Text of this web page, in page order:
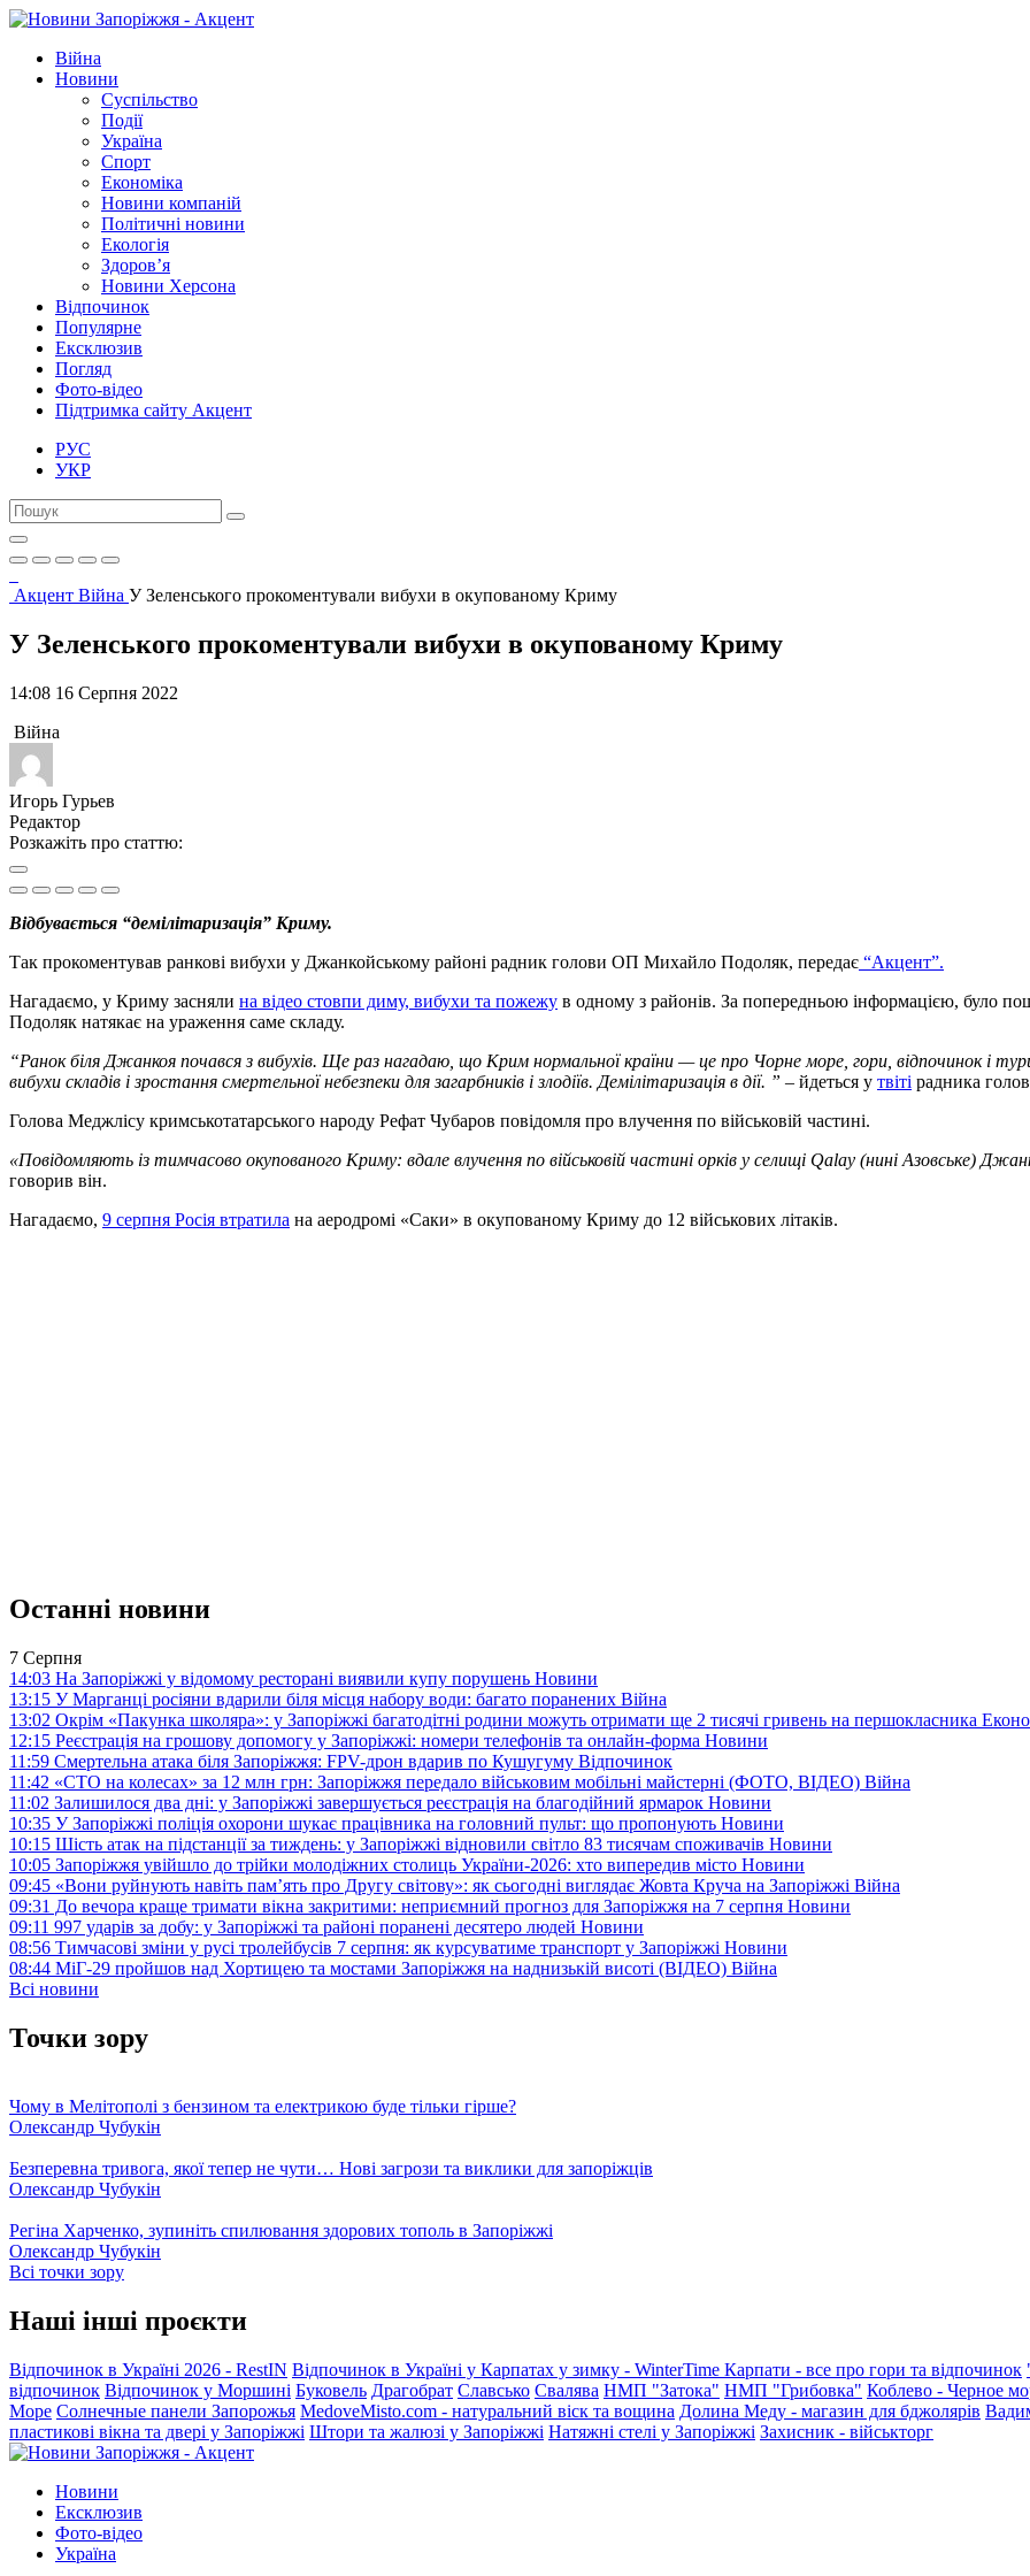
Війна
Новини
Суспільство
Події
Україна
Спорт
Економіка
Новини компаній
Політичні новини
Екологія
Здоров’я
Новини Херсона
Відпочинок
Популярне
Ексклюзив
Погляд
Фото-відео
Підтримка сайту Акцент
РУС
УКР
Акцент Війна У Зеленського прокоментували вибухи в окупованому Криму
У Зеленського прокоментували вибухи в окупованому Криму
14:08 16 Серпня 2022
Війна
Игорь Гурьев
Редактор
Розкажіть про статтю:
Відбувається “демілітаризація” Криму.
Так прокоментував ранкові вибухи у Джанкойському районі радник голови ОП Михайло Подоляк, передає “Акцент”.
Нагадаємо, у Криму засняли на відео стовпи диму, вибухи та пожежу в одному з районів. За попередньою інформацією, було
Подоляк натякає на ураження саме складу.
“Ранок біля Джанкоя почався з вибухів. Ще раз нагадаю, що Крим нормальної країни — це про Чорне море, гори, відпочинок і
вибухи складів і зростання смертельної небезпеки для загарбників і злодіїв. Демілітаризація в дії. ” – йдеться у твіті радника
Голова Меджлісу кримськотатарського народу Рефат Чубаров повідомля про влучення по військовій частині.
«Повідомляють із тимчасово окупованого Криму: вдале влучення по військовій частині орків у селищі Qalay (нині Азовське)
говорив він.
Нагадаємо, 9 серпня Росія втратила на аеродромі «Саки» в окупованому Криму до 12 військових літаків.
Останні новини
7 Серпня
14:03 На Запоріжжі у відомому ресторані виявили купу порушень Новини
13:15 У Марганці росіяни вдарили біля місця набору води: багато поранених Війна
13:02 Окрім «Пакунка школяра»: у Запоріжжі багатодітні родини можуть отримати ще 2 тисячі гривень на першокласника
12:15 Реєстрація на грошову допомогу у Запоріжжі: номери телефонів та онлайн-форма Новини
11:59 Смертельна атака біля Запоріжжя: FPV-дрон вдарив по Кушугуму Відпочинок
11:42 «СТО на колесах» за 12 млн грн: Запоріжжя передало військовим мобільні майстерні (ФОТО, ВІДЕО) Війна
11:02 Залишилося два дні: у Запоріжжі завершується реєстрація на благодійний ярмарок Новини
10:35 У Запоріжжі поліція охорони шукає працівника на головний пульт: що пропонують Новини
10:15 Шість атак на підстанції за тиждень: у Запоріжжі відновили світло 83 тисячам споживачів Новини
10:05 Запоріжжя увійшло до трійки молодіжних столиць України-2026: хто випередив місто Новини
09:45 «Вони руйнують навіть пам’ять про Другу світову»: як сьогодні виглядає Жовта Круча на Запоріжжі Війна
09:31 До вечора краще тримати вікна закритими: неприємний прогноз для Запоріжжя на 7 серпня Новини
09:11 997 ударів за добу: у Запоріжжі та районі поранені десятеро людей Новини
08:56 Тимчасові зміни у русі тролейбусів 7 серпня: як курсуватиме транспорт у Запоріжжі Новини
08:44 МіГ-29 пройшов над Хортицею та мостами Запоріжжя на наднизькій висоті (ВІДЕО) Війна
Всі новини
Точки зору
Чому в Мелітополі з бензином та електрикою буде тільки гірше?
Олександр Чубукін
Безперевна тривога, якої тепер не чути… Нові загрози та виклики для запоріжців
Олександр Чубукін
Регіна Харченко, зупиніть спилювання здорових тополь в Запоріжжі
Олександр Чубукін
Всі точки зору
Наші інші проєкти
Відпочинок в Україні 2026 - RestIN Відпочинок в Україні у Карпатах у зимку - WinterTime Карпати - все про гори та відпочинок
відпочинок Відпочинок у Моршині Буковель Драгобрат Славсько Свалява НМП "Затока" НМП "Грибовка" Коблево - Черное
Море Солнечные панели Запорожья MedoveMisto.com - натуральний віск та вощина Долина Меду - магазин для бджолярів
пластикові вікна та двері у Запоріжжі Штори та жалюзі у Запоріжжі Натяжні стелі у Запоріжжі Захисник - військторг
Новини
Ексклюзив
Фото-відео
Україна